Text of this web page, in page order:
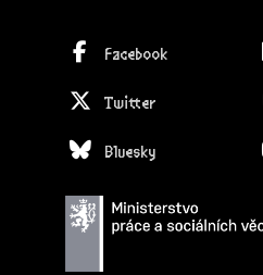
Facebook
Twitter
Bluesky